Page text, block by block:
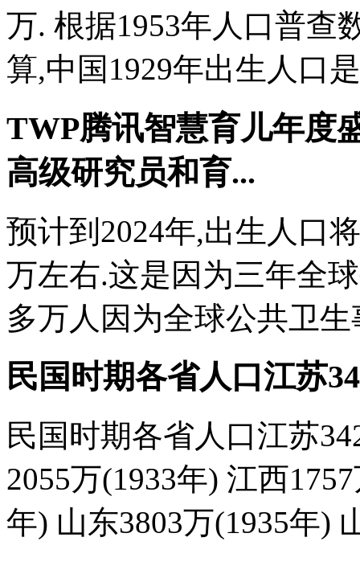
万. 根据1953年人口普查
算,中国1929年出生人口
TWP腾讯智慧育儿年度
高级研究员和育...
预计到2024年,出生人口
万左右.这是因为三年全
多万人因为全球公共卫
民国时期各省人口江苏
民国时期各省人口江苏
2055万(1933年) 江西
年) 山东3803万(1935年)